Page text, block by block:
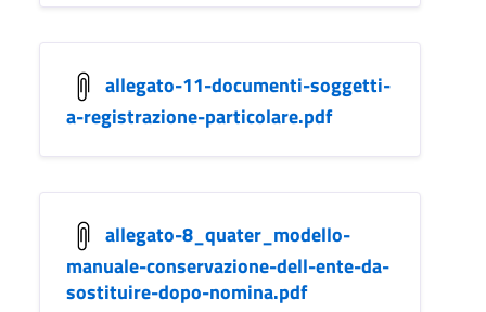
allegato-11-documenti-soggetti-
a-registrazione-particolare.pdf
allegato-8_quater_modello-
manuale-conservazione-dell-ente-da-
sostituire-dopo-nomina.pdf